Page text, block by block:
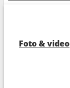
Foto & video